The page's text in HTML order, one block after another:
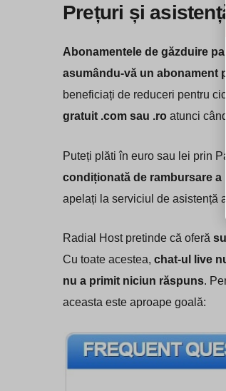
Prețuri și asistență
Abonamentele de găzduire
asumându-vă un abonament
beneficiați de reduceri pentru
gratuit .com sau .ro atunci
Puteți plăti în euro sau lei prin
condiționată de rambursare a
apelați la serviciul de asistență
Radial Host pretinde că oferă
Cu toate acestea, chat-ul live
nu a primit niciun răspuns.
aceasta este aproape goală: